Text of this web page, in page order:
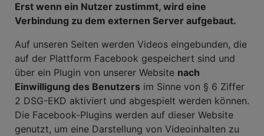
Erst wenn ein Nutzer zustimmt, wird eine
Verbindung zu dem externen Server aufgebaut.
Auf unseren Seiten werden Videos eingebunden, die
auf der Plattform Facebook gespeichert sind und
über ein Plugin von unserer Website nach
Einwilligung des Benutzers im Sinne von § 6 Ziffer
2 DSG-EKD aktiviert und abgespielt werden können.
Die Facebook-Plugins werden auf dieser Website
genutzt, um eine Darstellung von Videoinhalten zu